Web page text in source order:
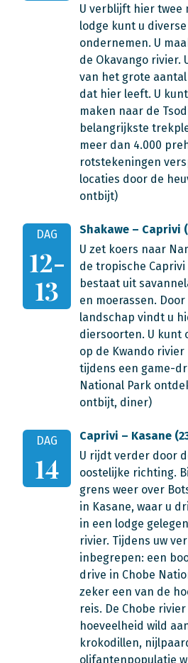
U verblijft hier twee
lodge kunt u
ondernemen. U
de Okavango rivier.
van het grote
dat hier leeft. U
maken naar de
belangrijkste
meer dan 4.000
rotstekeningen
locaties door de
ontbijt)
DAG
12-
13
Shakawe – Caprivi
U zet koers naar
de tropische Caprivi
bestaat uit
en moerassen.
landschap vindt u
diersoorten. U kunt
op de Kwando rivier
tijdens een game-
National Park
ontbijt, diner)
DAG
14
Caprivi – Kasane
U rijdt verder door
oostelijke richting.
grens weer over
in Kasane, waar u
in een lodge
rivier. Tijdens uw
inbegrepen: een
drive in Chobe
zeker een van de
reis. De Chobe
hoeveelheid wild
krokodillen,
olifantenpopulatie